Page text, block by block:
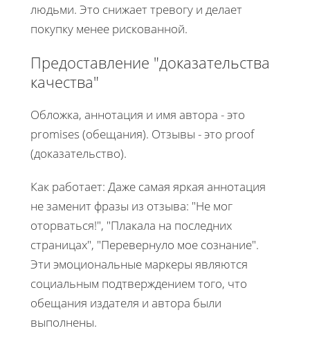
людьми. Это снижает тревогу и делает
покупку менее рискованной.
Предоставление "доказательства
качества"
Обложка, аннотация и имя автора - это
promises (обещания). Отзывы - это proof
(доказательство).
Как работает: Даже самая яркая аннотация
не заменит фразы из отзыва: "Не мог
оторваться!", "Плакала на последних
страницах", "Перевернуло мое сознание".
Эти эмоциональные маркеры являются
социальным подтверждением того, что
обещания издателя и автора были
выполнены.